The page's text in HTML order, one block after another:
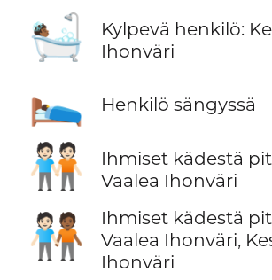
🛀🏾
Kylpevä henkilö:
Ihonväri
🛌 Henkilö sängyssä
🧑🏻‍🤝‍🧑🏻
Ihmiset kädestä
Vaalea Ihonväri
🧑🏻‍🤝‍🧑🏾
Ihmiset kädestä
Vaalea Ihonväri,
Ihonväri